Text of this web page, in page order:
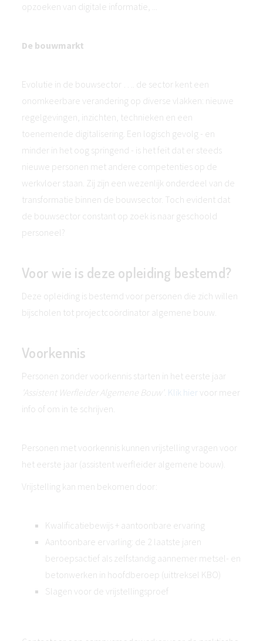
opzoeken van digitale informatie, ...
De bouwmarkt
Evolutie in de bouwsector …. de sector kent een
onomkeerbare verandering op diverse vlakken: nieuwe
regelgevingen, inzichten, technieken en een
toenemende digitalisering. Een logisch gevolg - en
minder in het oog springend - is het feit dat er steeds
nieuwe personen met andere competenties op de
werkvloer staan. Zij zijn een wezenlijk onderdeel van de
transformatie binnen de bouwsector. Toch evident dat
de bouwsector constant op zoek is naar geschoold
personeel?
Voor wie is deze opleiding bestemd?
Deze opleiding is bestemd voor personen die zich willen
bijscholen tot projectcoördinator algemene bouw.
Voorkennis
Personen zonder voorkennis starten in het eerste jaar
'Assistent Werfleider Algemene Bouw' . Klik hier voor meer
info of om in te schrijven.
Personen met voorkennis kunnen vrijstelling vragen voor
het eerste jaar (assistent werfleider algemene bouw).
Vrijstelling kan men bekomen door:
Kwalificatiebewijs + aantoonbare ervaring
Aantoonbare ervarling: de 2 laatste jaren
beroepsactief als zelfstandig aannemer metsel- en
betonwerken in hoofdberoep (uittreksel KBO)
Slagen voor de vrijstellingsproef